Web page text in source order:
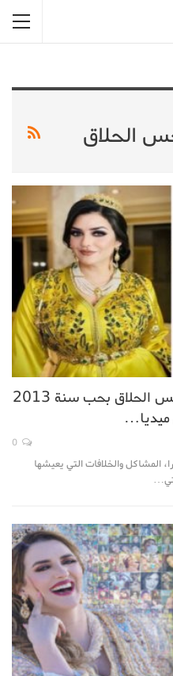
الحلاق
بدأت قصة المهدي فولان ونرجس الحلاق بحب سنة 2013
المشاكل والخلافات التي يعيشها